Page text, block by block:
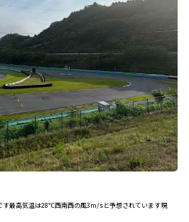
す最高気温は28℃西南西の風3m/sと予想されています現